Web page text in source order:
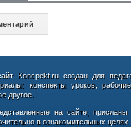
Koncpekt.ru создан для
конспекты уроков,
другое.
на сайте,
в ознакомительных